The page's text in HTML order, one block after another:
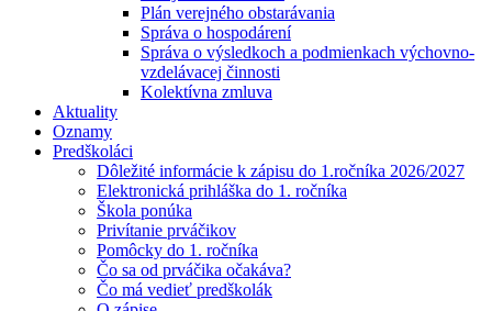
Plán verejného obstarávania
Správa o hospodárení
Správa o výsledkoch a podmienkach výchovno-
vzdelávacej činnosti
Kolektívna zmluva
Aktuality
Oznamy
Predškoláci
Dôležité informácie k zápisu do 1.ročníka 2026/2027
Elektronická prihláška do 1. ročníka
Škola ponúka
Privítanie prváčikov
Pomôcky do 1. ročníka
Čo sa od prváčika očakáva?
Čo má vedieť predškolák